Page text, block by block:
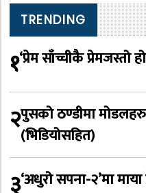
TRENDING
१‘प्रेम साँच्चीकै प्रेमजस्तो
२पुसको ठण्डीमा
(भिडियोसहित)
३‘अधुरो सपना-२’मा